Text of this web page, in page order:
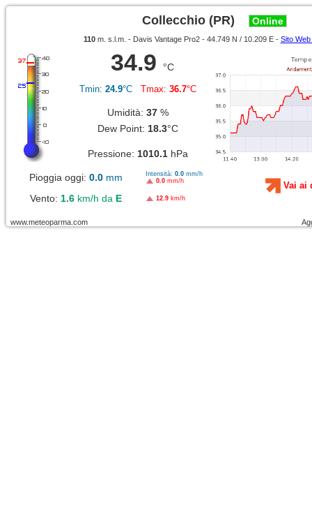
Collecchio (PR) Online
110m. s.l.m. - Davis Vantage Pro2 - 44.749 N / 10.209 E - Sito
34.9 °C
Vai ai
Tmin: 24.9°C Tmax: 36.7°C
Umidità: 37 %
Dew Point: 18.3°C
Pressione: 1010.1 hPa
Pioggia oggi: 0.0 mm Intensità: 0.0 mm/h
0.0 mm/h
Vento: 1.6 km/h da E 12.9 km/h
www.meteoparma.com